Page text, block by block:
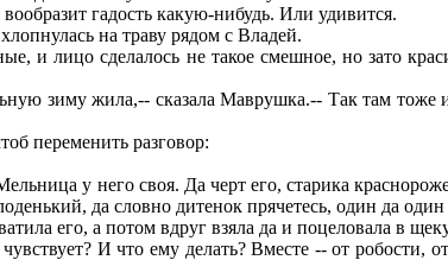
гадость какую-нибудь. Или удивится.
на траву рядом с Владей.
и лицо сделалось не такое смешное, но зато
зиму жила,-- сказала Маврушка.-- Так там
переменить разговор:
у него своя. Да черт его, старика
да словно дитенок прячетесь, один да один
его, а потом вдруг взяла да и поцеловала в
И что ему делать? Вместе -- от